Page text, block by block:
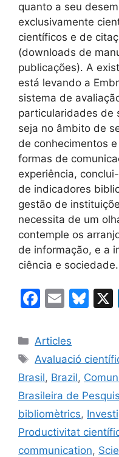
quanto a seu
exclusivamente
científicos e de
(downloads de
publicações). A
está levando a
sistema de
particularidades de
seja no âmbito de
de conhecimentos
formas de
experiência,
de indicadores
gestão de
necessita de um
contemple os
de informação, e a
ciência e sociedade.
F
c
e
b
o
o
k
E
ai
l
Bl
s
k
y
Categories
Articles
Etiquetes
Avaluació
Brasil, Brazil,
Brasileira de
bibliomètrics,
Productivitat
communication,